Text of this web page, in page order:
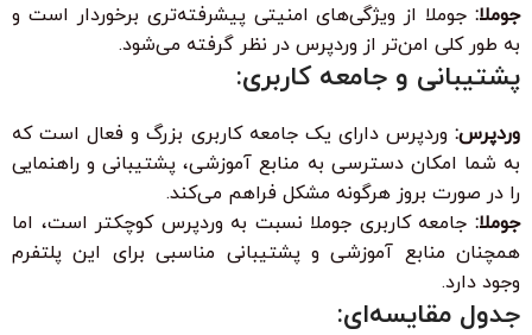
جوملا: جوملا از ویژگی‌های امنیتی پیشرفته‌تری برخوردار است و
به طور کلی امن‌تر از وردپرس در نظر گرفته می‌شود.
پشتیبانی و جامعه کاربری:
وردپرس: وردپرس دارای یک جامعه کاربری بزرگ و فعال است که
به شما امکان دسترسی به منابع آموزشی، پشتیبانی و راهنمایی
را در صورت بروز هرگونه مشکل فراهم می‌کند.
جوملا: جامعه کاربری جوملا نسبت به وردپرس کوچکتر است، اما
همچنان منابع آموزشی و پشتیبانی مناسبی برای این پلتفرم
وجود دارد.
جدول مقایسه‌ای: